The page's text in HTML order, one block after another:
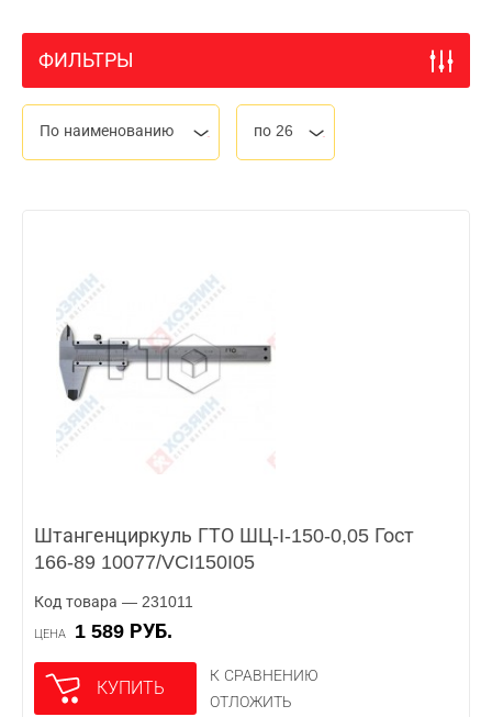
ФИЛЬТРЫ
По наименованию по 26
Штангенциркуль ГТО ШЦ-I-150-0,05 Гост
166-89 10077/VCI150I05
Код товара — 231011
ЦЕНА 1 589 РУБ.
КУПИТЬ
К СРАВНЕНИЮ
ОТЛОЖИТЬ